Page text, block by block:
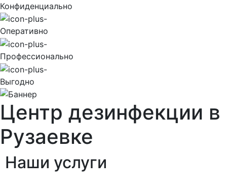
Конфиденциально
Оперативно
Профессионально
Выгодно
Центр дезинфекции в
Рузаевке
Наши услуги